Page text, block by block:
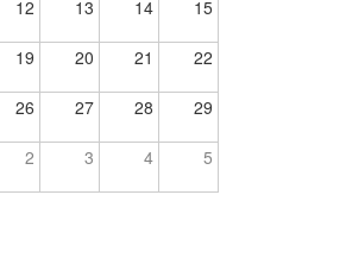
12 13 14 15
19 20 21 22
26 27 28 29
2 3 4 5